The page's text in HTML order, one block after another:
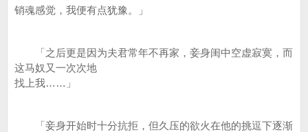
销魂感觉，我便有点犹豫。」
「之后更是因为夫君常年不再家，妾身闺中空虚寂寞，而
这马奴又一次次地
找上我……」
「妾身开始时十分抗拒，但久压的欲火在他的挑逗下逐渐